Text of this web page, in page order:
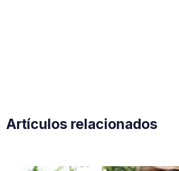
Artículos relacionados